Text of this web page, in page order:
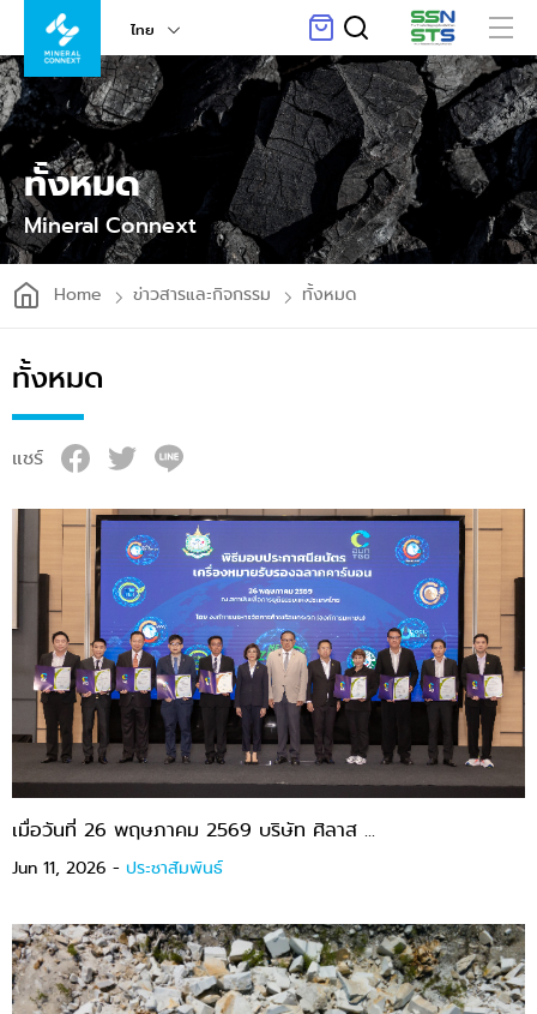
ไทย
ทั้งหมด
Mineral Connext
Home ข่าวสารและกิจกรรม ทั้งหมด
ทั้งหมด
แชร์
เมื่อวันที่ 26 พฤษภาคม 2569 บริษัท ศิลาส ...
Jun 11, 2026 - ประชาสัมพันธ์